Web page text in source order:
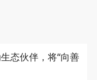
态伙伴，将“向善